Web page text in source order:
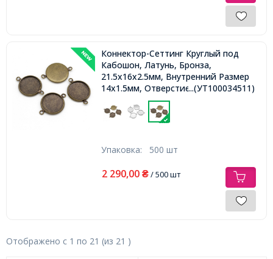
Коннектор-Сеттинг Круглый под
Кабошон, Латунь, Бронза,
21.5x16x2.5мм, Внутренний Размер
14х1.5мм, Отверстие 1.5мм,...(УТ100034511)
Упаковка: 500 шт
2 290,00 ₴/ 500 шт
Отображено с 1 по 21 (из 21 )